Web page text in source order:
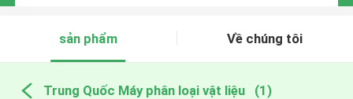
sản phẩm Về chúng tôi
Trung Quốc Máy phân loại vật liệu (1)